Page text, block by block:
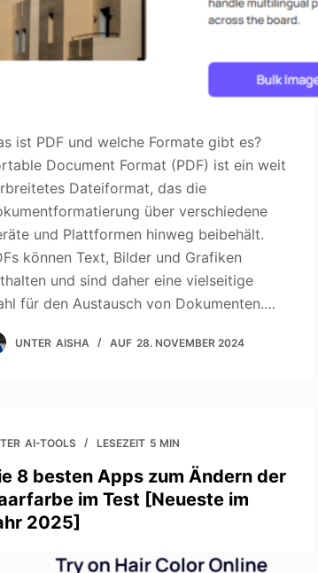
ist PDF und welche Formate gibt es?
Document Format (PDF) ist ein weit
Dateiformat, das die
über verschiedene
und Plattformen hinweg beibehält.
können Text, Bilder und Grafiken
und sind daher eine vielseitige
für den Austausch von Dokumenten.…
UNTER AISHA AUF 28. NOVEMBER 2024
AI-TOOLS LESEZEIT 5 MIN
8 besten Apps zum Ändern der
im Test [Neueste im
2025]